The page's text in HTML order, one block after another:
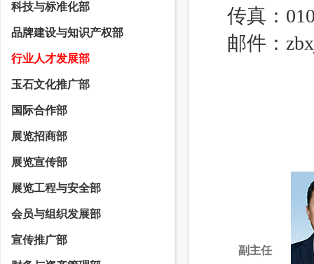
科技与标准化部
品牌建设与知识产权部
行业人才发展部
玉石文化推广部
国际合作部
展览招商部
展览宣传部
展览工程与安全部
会员与组织发展部
宣传推广部
传真：
邮件：
副主任